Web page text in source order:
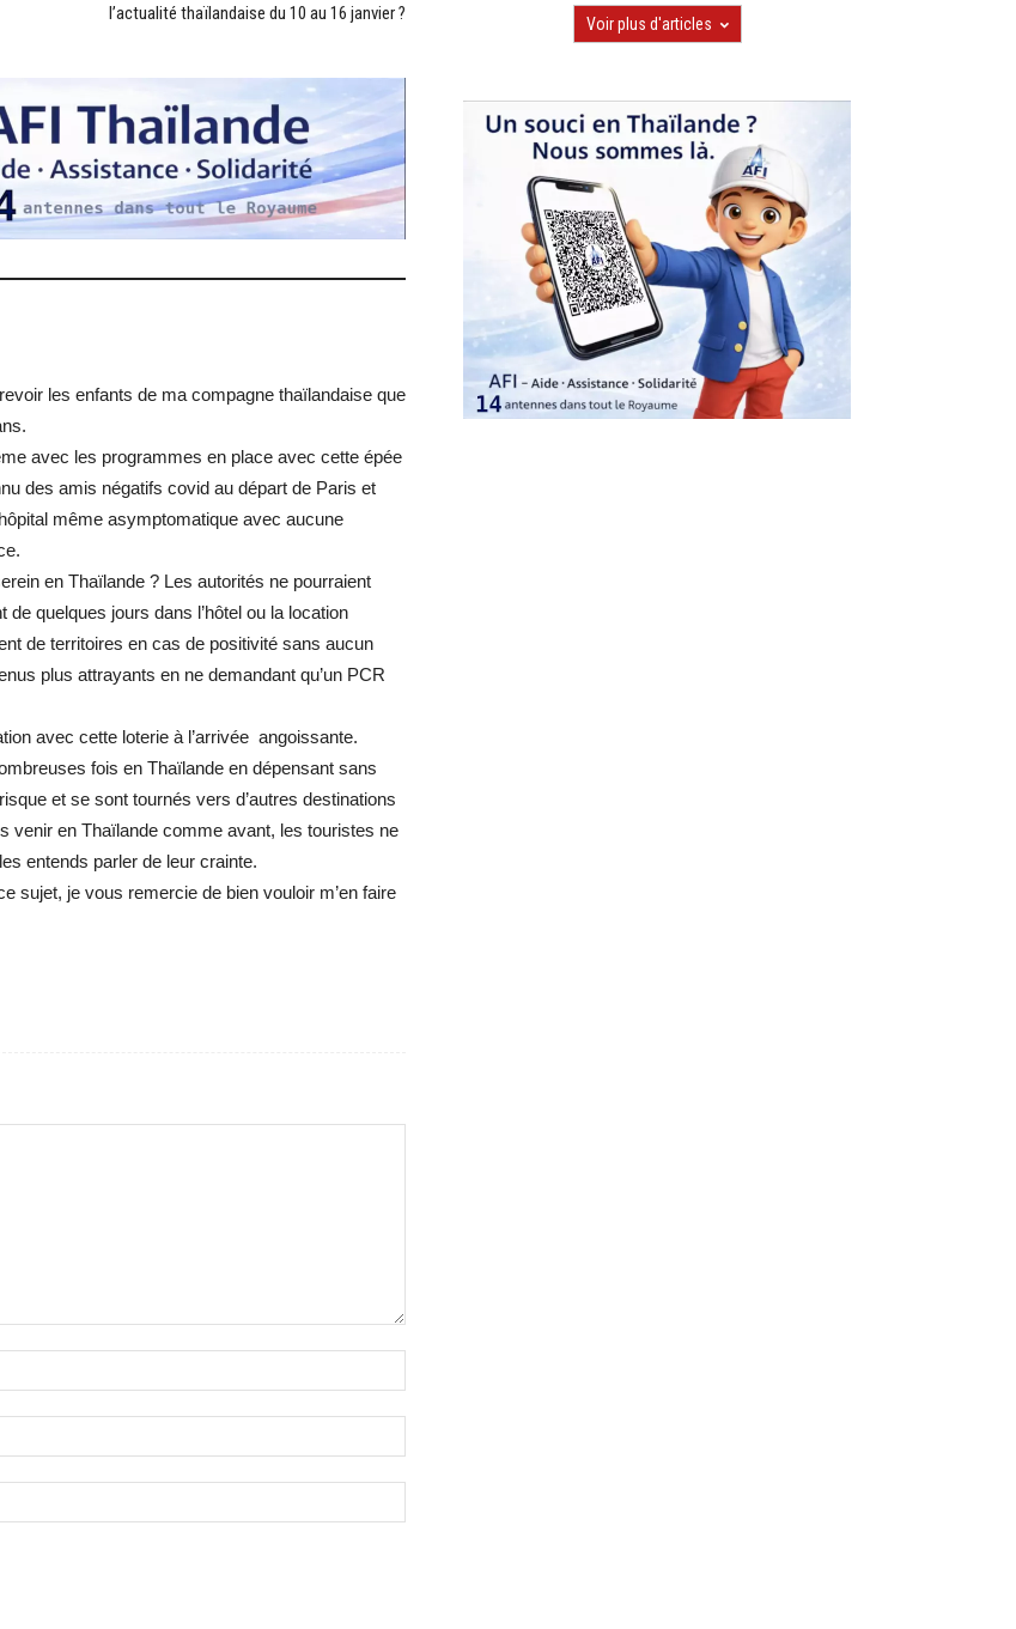
l’actualité thaïlandaise du 10 au 16 janvier ?
les enfants de ma compagne thaïlandaise que
avec les programmes en place avec cette épée
des amis négatifs covid au départ de Paris et
même asymptomatique avec aucune
en Thaïlande ? Les autorités ne pourraient
quelques jours dans l’hôtel ou la location
de territoires en cas de positivité sans aucun
plus attrayants en ne demandant qu’un PCR
avec cette loterie à l’arrivée angoissante.
fois en Thaïlande en dépensant sans
et se sont tournés vers d’autres destinations
venir en Thaïlande comme avant, les touristes ne
entends parler de leur crainte.
sujet, je vous remercie de bien vouloir m’en faire
Voir plus d'articles